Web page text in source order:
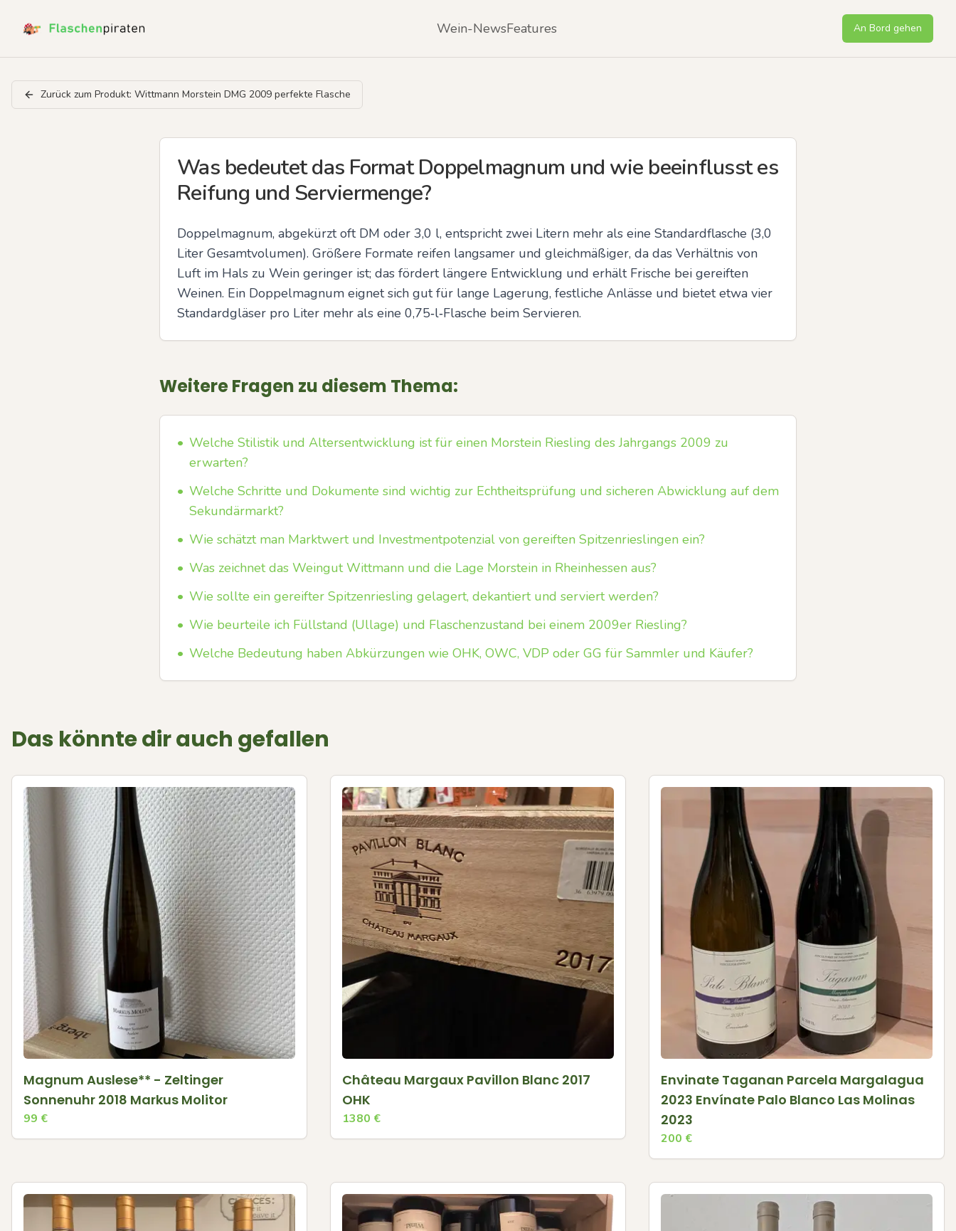
Wein-NewsFeatures An Bord gehen
Zurück zum Produkt: Wittmann Morstein DMG 2009 perfekte Flasche
Was bedeutet das Format Doppelmagnum und wie beeinflusst es
Reifung und Serviermenge?
Doppelmagnum, abgekürzt oft DM oder 3,0 l, entspricht zwei Litern mehr als eine Standardflasche (3,0
Liter Gesamtvolumen). Größere Formate reifen langsamer und gleichmäßiger, da das Verhältnis von
Luft im Hals zu Wein geringer ist; das fördert längere Entwicklung und erhält Frische bei gereiften
Weinen. Ein Doppelmagnum eignet sich gut für lange Lagerung, festliche Anlässe und bietet etwa vier
Standardgläser pro Liter mehr als eine 0,75‑l‑Flasche beim Servieren.
Weitere Fragen zu diesem Thema:
• Welche Stilistik und Altersentwicklung ist für einen Morstein Riesling des Jahrgangs 2009 zu
erwarten?
• Welche Schritte und Dokumente sind wichtig zur Echtheitsprüfung und sicheren Abwicklung auf dem
Sekundärmarkt?
• Wie schätzt man Marktwert und Investmentpotenzial von gereiften Spitzenrieslingen ein?
• Was zeichnet das Weingut Wittmann und die Lage Morstein in Rheinhessen aus?
• Wie sollte ein gereifter Spitzenriesling gelagert, dekantiert und serviert werden?
• Wie beurteile ich Füllstand (Ullage) und Flaschenzustand bei einem 2009er Riesling?
• Welche Bedeutung haben Abkürzungen wie OHK, OWC, VDP oder GG für Sammler und Käufer?
Das könnte dir auch gefallen
Magnum Auslese** - Zeltinger
Sonnenuhr 2018 Markus Molitor
99 €
Château Margaux Pavillon Blanc 2017
OHK
1380 €
Envinate Taganan Parcela Margalagua
2023 Envínate Palo Blanco Las Molinas
2023
200 €